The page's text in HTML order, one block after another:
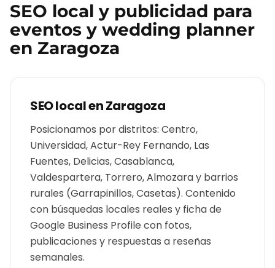
SEO local y publicidad para
eventos y wedding planner
en Zaragoza
SEO local enZaragoza
Posicionamos por distritos: Centro,
Universidad, Actur-Rey Fernando, Las
Fuentes, Delicias, Casablanca,
Valdespartera, Torrero, Almozara y barrios
rurales (Garrapinillos, Casetas). Contenido
con búsquedas locales reales y ficha de
Google Business Profile con fotos,
publicaciones y respuestas a reseñas
semanales.